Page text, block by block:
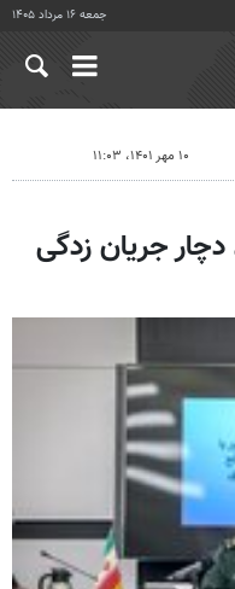
جمعه ۱۶ مرداد ۱۴۰۵
۱۰ مهر ۱۴۰۱، ۱۱:۰۳
جریان زدگی